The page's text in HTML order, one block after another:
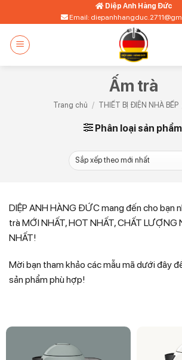
qua
dung
Diệp Anh Hàng Đức
Email:
Ấm trà
Trang chủ / THIẾT BỊ ĐIỆN NHÀ BẾP
Phân loại sản phẩm
DIỆP ANH HÀNG ĐỨC mang đến cho bạn
trà MỚI NHẤT, HOT NHẤT, CHẤT LƯỢNG
NHẤT!
Mời bạn tham khảo các mẫu mã dưới đây
sản phẩm phù hợp!